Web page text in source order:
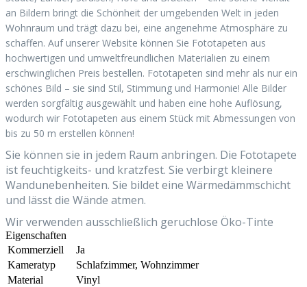
an Bildern bringt die Schönheit der umgebenden Welt in jeden
Wohnraum und trägt dazu bei, eine angenehme Atmosphäre zu
schaffen. Auf unserer Website können Sie Fototapeten aus
hochwertigen und umweltfreundlichen Materialien zu einem
erschwinglichen Preis bestellen. Fototapeten sind mehr als nur ein
schönes Bild – sie sind Stil, Stimmung und Harmonie! Alle Bilder
werden sorgfältig ausgewählt und haben eine hohe Auflösung,
wodurch wir Fototapeten aus einem Stück mit Abmessungen von
bis zu 50 m erstellen können!
Sie können sie in jedem Raum anbringen. Die Fototapete
ist feuchtigkeits- und kratzfest. Sie verbirgt kleinere
Wandunebenheiten. Sie bildet eine Wärmedämmschicht
und lässt die Wände atmen.
Wir verwenden ausschließlich geruchlose Öko-Tinte
Eigenschaften
Kommerziell
Ja
Kameratyp
Schlafzimmer, Wohnzimmer
Material
Vinyl